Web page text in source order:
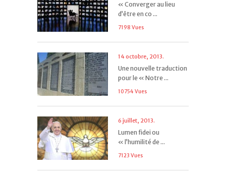
« Converger au lieu
d’être en co ...
7198 Vues
14 octobre, 2013.
Une nouvelle traduction
pour le « Notre ...
10754 Vues
6 juillet, 2013.
Lumen fidei ou
« l’humilité de ...
7123 Vues